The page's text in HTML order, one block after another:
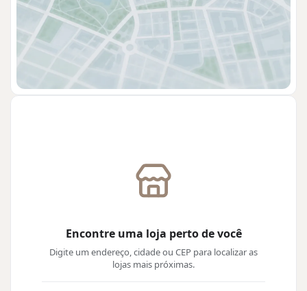
Encontre uma loja perto de você
Digite um endereço, cidade ou CEP para localizar as
lojas mais próximas.